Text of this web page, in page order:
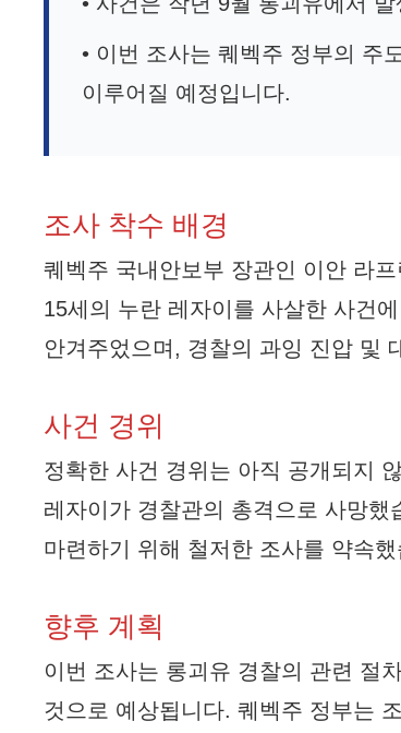
• 이번 조사는 퀘벡주 정부의 주
이루어질 예정입니다.
조사 착수 배경
퀘벡주 국내안보부 장관인 이안 라
15세의 누란 레자이를 사살한 사건
안겨주었으며, 경찰의 과잉 진압 및
사건 경위
정확한 사건 경위는 아직 공개되지
레자이가 경찰관의 총격으로 사망
마련하기 위해 철저한 조사를 약속했
향후 계획
이번 조사는 롱괴유 경찰의 관련 절
것으로 예상됩니다. 퀘벡주 정부는